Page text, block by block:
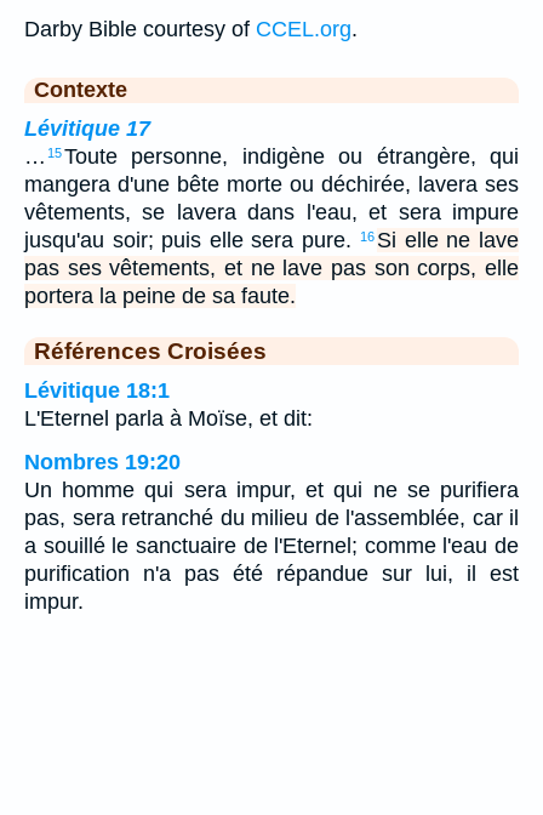
Darby Bible courtesy of CCEL.org.
Contexte
Lévitique 17
… 15Toute personne, indigène ou étrangère, qui
mangera d'une bête morte ou déchirée, lavera ses
vêtements, se lavera dans l'eau, et sera impure
jusqu'au soir; puis elle sera pure.
16 Si elle ne lave
pas ses vêtements, et ne lave pas son corps, elle
portera la peine de sa faute.
Références Croisées
Lévitique 18:1
L'Eternel parla à Moïse, et dit:
Nombres 19:20
Un homme qui sera impur, et qui ne se purifiera
pas, sera retranché du milieu de l'assemblée, car il
a souillé le sanctuaire de l'Eternel; comme l'eau de
purification n'a pas été répandue sur lui, il est
impur.